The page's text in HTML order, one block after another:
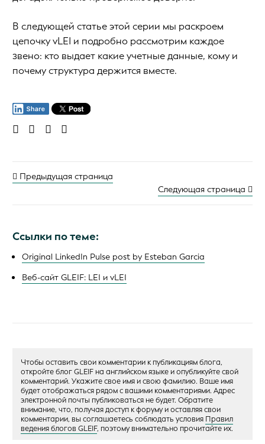
В следующей статье этой серии мы раскроем
цепочку vLEI и подробно рассмотрим каждое
звено: кто выдает какие учетные данные, кому и
почему структура держится вместе.
Предыдущая страница
Следующая страница
Ссылки по теме:
Original LinkedIn Pulse post by Esteban Garcia
Веб-сайт GLEIF: LEI и vLEI
Чтобы оставить свои комментарии к публикациям блога,
откройте блог GLEIF на английском языке и опубликуйте свой
комментарий. Укажите свое имя и свою фамилию. Ваше имя
будет отображаться рядом с вашими комментариями. Адрес
электронной почты публиковаться не будет. Обратите
внимание, что, получая доступ к форуму и оставляя свои
комментарии, вы соглашаетесь соблюдать условия Правил
ведения блогов GLEIF, поэтому внимательно прочитайте их.